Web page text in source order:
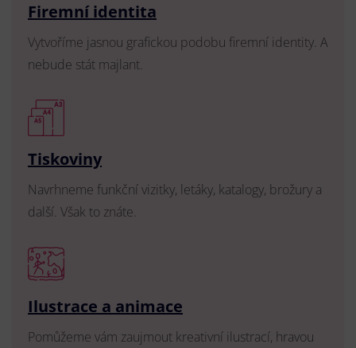
Firemní identita
Vytvoříme jasnou grafickou podobu firemní identity. A
nebude stát majlant.
Tiskoviny
Navrhneme funkční vizitky, letáky, katalogy, brožury a
další. Však to znáte.
Ilustrace a animace
Pomůžeme vám zaujmout kreativní ilustrací, hravou